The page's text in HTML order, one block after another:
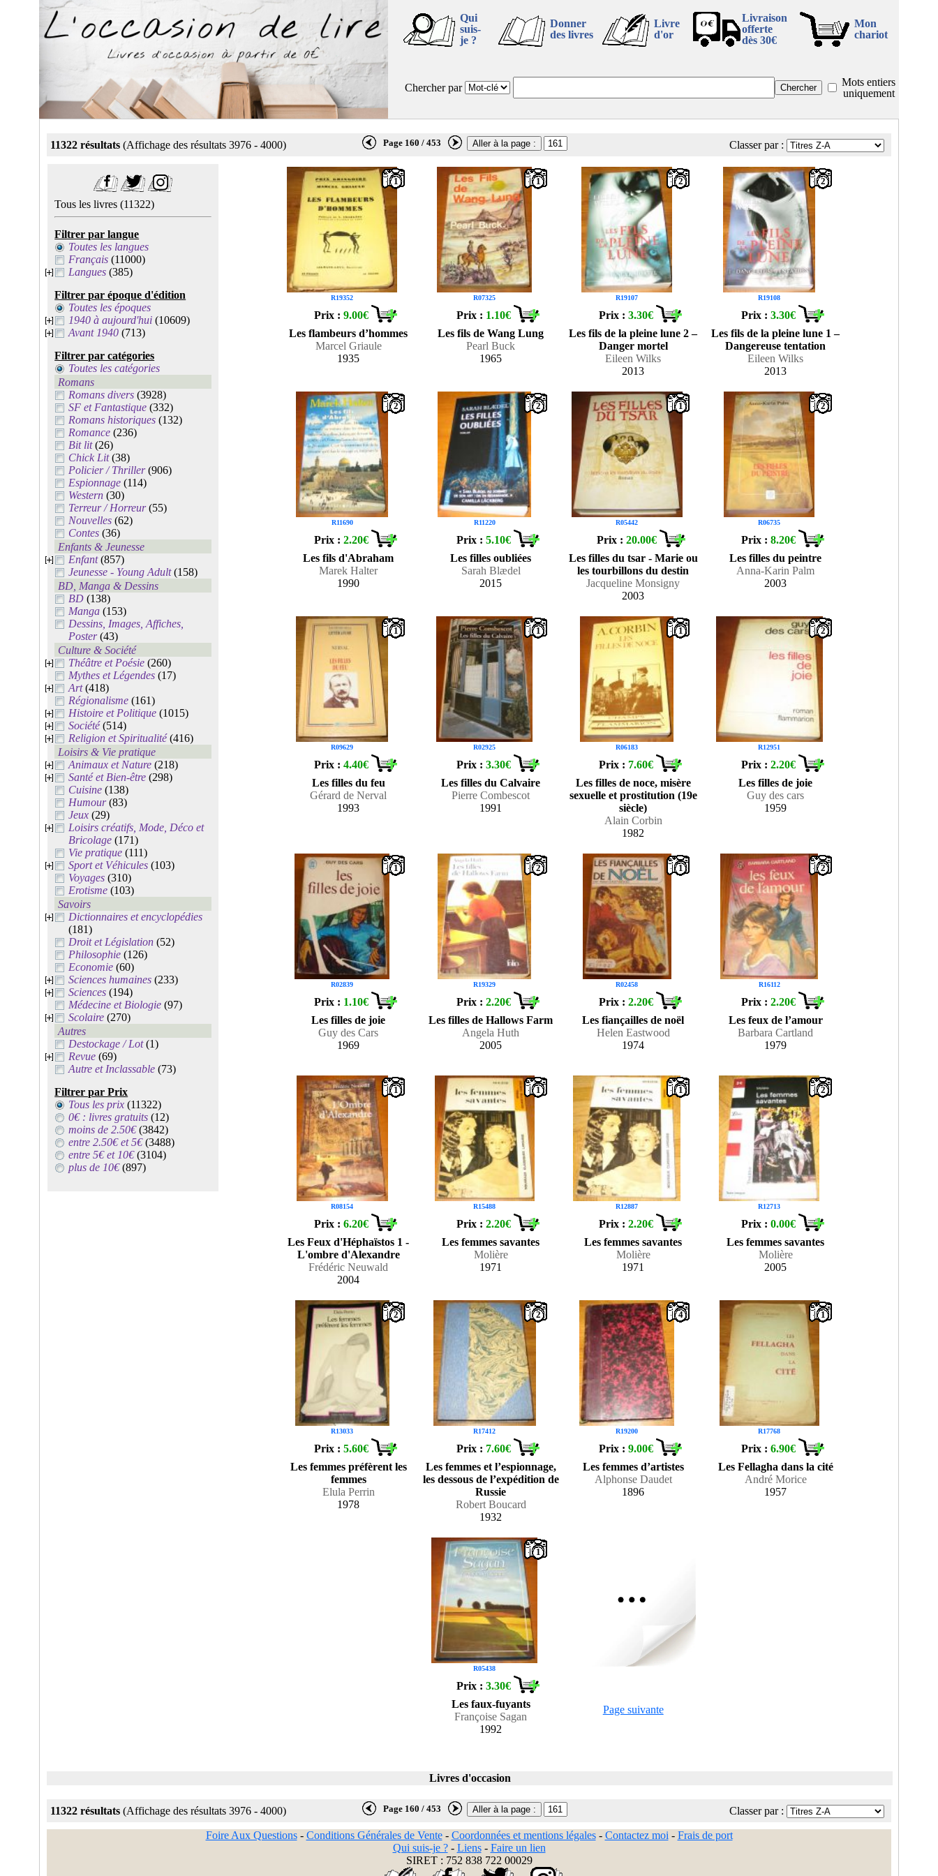
Qui
suis-
je ?
Donner
des livres
Livre
d'or
Livraison
offerte
dès 30€
Mon
chariot
Chercher par
Mots entiers
uniquement
11322 résultats (Affichage des résultats 3976 - 4000) Page 160 / 453 Classer par :
Tous les livres(11322)
Filtrer par langue
Toutes les langues
Français (11000)
Langues (385)
Filtrer par époque d'édition
Toutes les époques
1940 à aujourd'hui (10609)
Avant 1940 (713)
Filtrer par catégories
Toutes les catégories
Romans
Romans divers (3928)
SF et Fantastique (332)
Romans historiques (132)
Romance (236)
Bit lit(26)
Chick Lit(38)
Policier / Thriller(906)
Espionnage (114)
Western (30)
Terreur / Horreur(55)
Nouvelles (62)
Contes (36)
Enfants & Jeunesse
Enfant(857)
Jeunesse - Young Adult(158)
BD, Manga & Dessins
BD (138)
Manga (153)
Dessins, Images, Affiches,
Poster(43)
Culture & Société
Théâtre et Poésie (260)
Mythes et Légendes (17)
Art(418)
Régionalisme (161)
Histoire et Politique (1015)
Société(514)
Religion et Spiritualité(416)
Loisirs & Vie pratique
Animaux et Nature (218)
Santé et Bien-être (298)
Cuisine (138)
Humour(83)
Jeux (29)
Loisirs créatifs, Mode, Déco et
Bricolage (171)
Vie pratique (111)
Sport et Véhicules (103)
Voyages (310)
Erotisme (103)
Savoirs
Dictionnaires et encyclopédies
(181)
Droit et Législation (52)
Philosophie (126)
Economie (60)
Sciences humaines (233)
Sciences (194)
Médecine et Biologie (97)
Scolaire (270)
Autres
Destockage / Lot(1)
Revue (69)
Autre et Inclassable (73)
Filtrer par Prix
Tous les prix(11322)
0€ : livres gratuits (12)
moins de 2.50€(3842)
entre 2.50€ et 5€(3488)
entre 5€ et 10€(3104)
plus de 10€(897)
R19352
1
Prix :9.00€
Les flambeurs d’hommes
Marcel Griaule
1935
R07325
1
Prix : 1.10€
Les fils de Wang Lung
Pearl Buck
1965
R19107
2
Prix :3.30€
Les fils de la pleine lune 2 –
Danger mortel
Eileen Wilks
2013
R19108
2
Prix :3.30€
Les fils de la pleine lune 1 –
Dangereuse tentation
Eileen Wilks
2013
R11690
2
Prix :2.20€
Les fils d'Abraham
Marek Halter
1990
R11220
2
Prix :5.10€
Les filles oubliées
Sarah Blædel
2015
R05442
1
Prix :20.00€
Les filles du tsar - Marie ou
les tourbillons du destin
Jacqueline Monsigny
2003
R06735
2
Prix :8.20€
Les filles du peintre
Anna-Karin Palm
2003
R09629
1
Prix :4.40€
Les filles du feu
Gérard de Nerval
1993
R02925
1
Prix :3.30€
Les filles du Calvaire
Pierre Combescot
1991
R06183
1
Prix : 7.60€
Les filles de noce, misère
sexuelle et prostitution (19e
siècle)
Alain Corbin
1982
R12951
2
Prix :2.20€
Les filles de joie
Guy des cars
1959
R02839
1
Prix : 1.10€
Les filles de joie
Guy des Cars
1969
R19329
2
Prix :2.20€
Les filles de Hallows Farm
Angela Huth
2005
R02458
1
Prix :2.20€
Les fiançailles de noël
Helen Eastwood
1974
R16112
2
Prix :2.20€
Les feux de l’amour
Barbara Cartland
1979
R08154
1
Prix :6.20€
Les Feux d'Héphaïstos 1 -
L'ombre d'Alexandre
Frédéric Neuwald
2004
R15488
1
Prix :2.20€
Les femmes savantes
Molière
1971
R12887
1
Prix :2.20€
Les femmes savantes
Molière
1971
R12713
2
Prix :0.00€
Les femmes savantes
Molière
2005
R13033
2
Prix :5.60€
Les femmes préfèrent les
femmes
Elula Perrin
1978
R17412
2
Prix : 7.60€
Les femmes et l’espionnage,
les dessous de l’expédition de
Russie
Robert Boucard
1932
R19200
4
Prix :9.00€
Les femmes d’artistes
Alphonse Daudet
1896
R17768
1
Prix :6.90€
Les Fellagha dans la cité
André Morice
1957
R05438
1
Prix :3.30€
Les faux-fuyants
Françoise Sagan
1992
Page suivante
Livres d'occasion
11322 résultats (Affichage des résultats 3976 - 4000) Page 160 / 453 Classer par :
Foire Aux Questions- Conditions Générales de Vente- Coordonnées et mentions légales- Contactez moi - Frais de port
Qui suis-je ?- Liens- Faire un lien
SIRET : 752 838 722 00029